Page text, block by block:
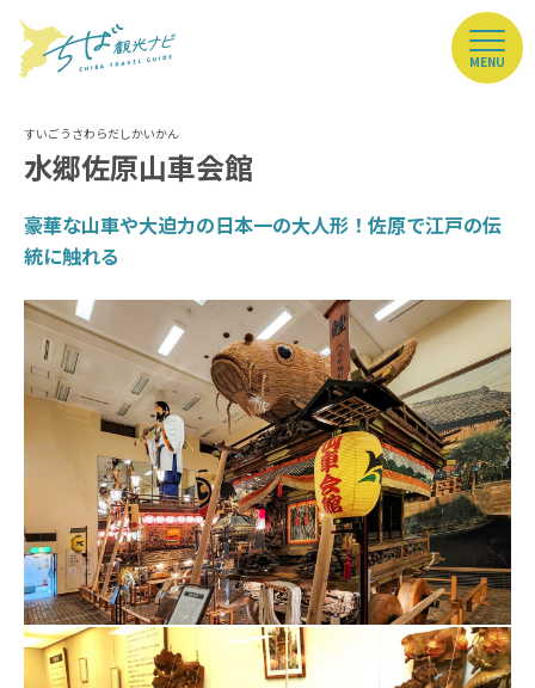
MENU
水郷佐原山車会館
豪華な山車や大迫力の日本一の大人形！佐原で江戸の伝
統に触れる